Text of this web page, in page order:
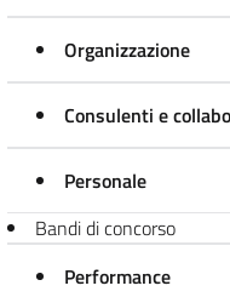
Organizzazione
Consulenti e
Personale
Bandi di concorso
Performance